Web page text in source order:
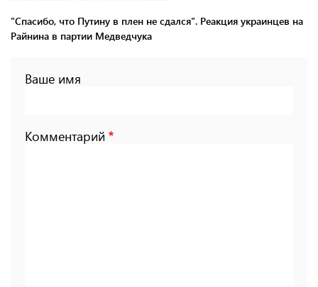
"Спасибо, что Путину в плен не сдался". Реакция украинцев на
Райнина в партии Медведчука
Ваше имя
Комментарий